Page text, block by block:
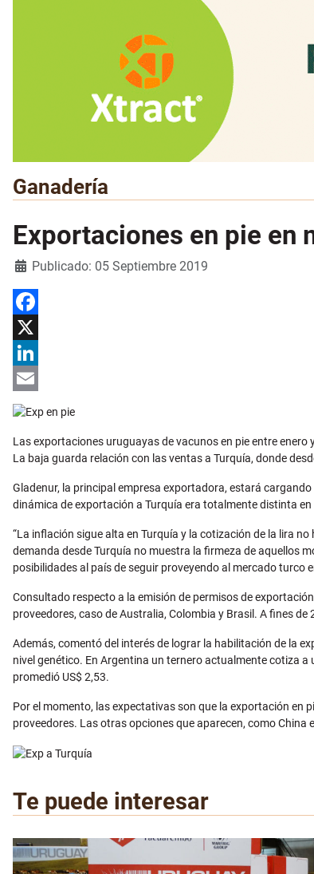
Ganadería
Exportaciones en pie en
Detalles
Publicado: 05 Septiembre 2019
Facebook
X
LinkedIn
Email
Las exportaciones uruguayas de vacunos en pie entre
La baja guarda relación con las ventas a Turquía, donde
Gladenur, la principal empresa exportadora, estará
dinámica de exportación a Turquía era totalmente distinta
“La inflación sigue alta en Turquía y la cotización de la lira
demanda desde Turquía no muestra la firmeza de aquellos
posibilidades al país de seguir proveyendo al mercado turco
Consultado respecto a la emisión de permisos de
proveedores, caso de Australia, Colombia y Brasil. A fines
Además, comentó del interés de lograr la habilitación de la
nivel genético. En Argentina un ternero actualmente cotiza a
promedió US$ 2,53.
Por el momento, las expectativas son que la exportación en
proveedores. Las otras opciones que aparecen, como
Te puede interesar